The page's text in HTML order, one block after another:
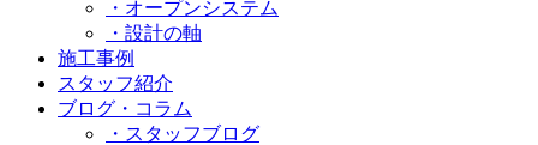
・オープンシステム
・設計の軸
施工事例
スタッフ紹介
ブログ・コラム
・スタッフブログ